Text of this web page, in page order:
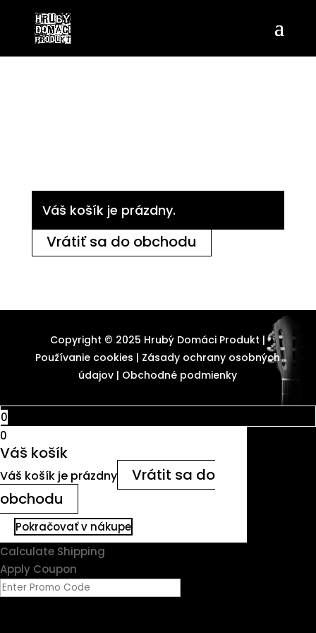
Váš košík je prázdny.
Vrátiť sa do obchodu
Copyright © 2025 Hrubý Domáci Produkt |
Používanie cookies | Zásady ochrany osobných
údajov | Obchodné podmienky
0
0
Váš košík
Váš košík je prázdny
Vrátit sa do
obchodu
Pokračovať v nákupe
Calculate Shipping
Apply Coupon